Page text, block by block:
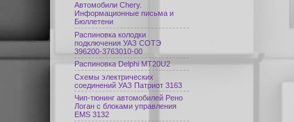
Автомобили Chery.
Информационные письма и
Бюллетени
Распиновка колодки
подключения УАЗ СОТЭ
396200-3763010-00
Распиновка Delphi МТ20U2
Схемы электрических
соединений УАЗ Патриот 3163
Чип-тюнинг автомобилей Рено
Логан с блоками управления
EMS 3132